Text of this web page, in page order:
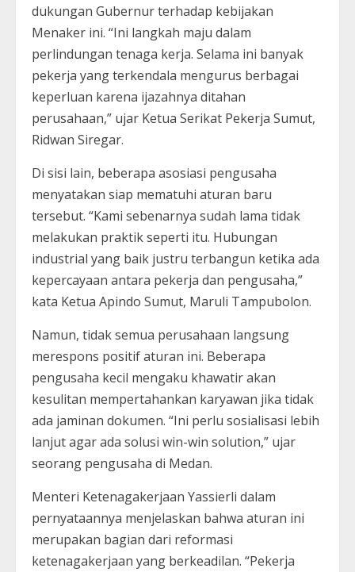
dukungan Gubernur terhadap kebijakan
Menaker ini. “Ini langkah maju dalam
perlindungan tenaga kerja. Selama ini banyak
pekerja yang terkendala mengurus berbagai
keperluan karena ijazahnya ditahan
perusahaan,” ujar Ketua Serikat Pekerja Sumut,
Ridwan Siregar.
Di sisi lain, beberapa asosiasi pengusaha
menyatakan siap mematuhi aturan baru
tersebut. “Kami sebenarnya sudah lama tidak
melakukan praktik seperti itu. Hubungan
industrial yang baik justru terbangun ketika ada
kepercayaan antara pekerja dan pengusaha,”
kata Ketua Apindo Sumut, Maruli Tampubolon.
Namun, tidak semua perusahaan langsung
merespons positif aturan ini. Beberapa
pengusaha kecil mengaku khawatir akan
kesulitan mempertahankan karyawan jika tidak
ada jaminan dokumen. “Ini perlu sosialisasi lebih
lanjut agar ada solusi win-win solution,” ujar
seorang pengusaha di Medan.
Menteri Ketenagakerjaan Yassierli dalam
pernyataannya menjelaskan bahwa aturan ini
merupakan bagian dari reformasi
ketenagakerjaan yang berkeadilan. “Pekerja